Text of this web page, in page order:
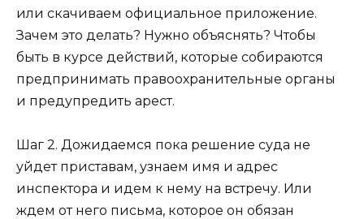
или скачиваем официальное приложение.
Зачем это делать? Нужно объяснять? Чтобы
быть в курсе действий, которые собираются
предпринимать правоохранительные органы
и предупредить арест.
Шаг 2. Дожидаемся пока решение суда не
уйдет приставам, узнаем имя и адрес
инспектора и идем к нему на встречу. Или
ждем от него письма, которое он обязан